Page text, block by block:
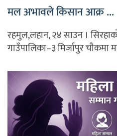
मल अभावले किसान आक्र ...
रहमुल,लहान, २४ साउन ।
गाउँपालिका–३ मिर्जापुर